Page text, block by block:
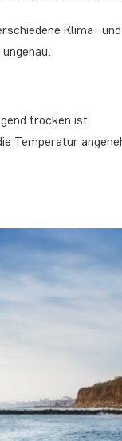
Klima-
trocken ist
Temperatur